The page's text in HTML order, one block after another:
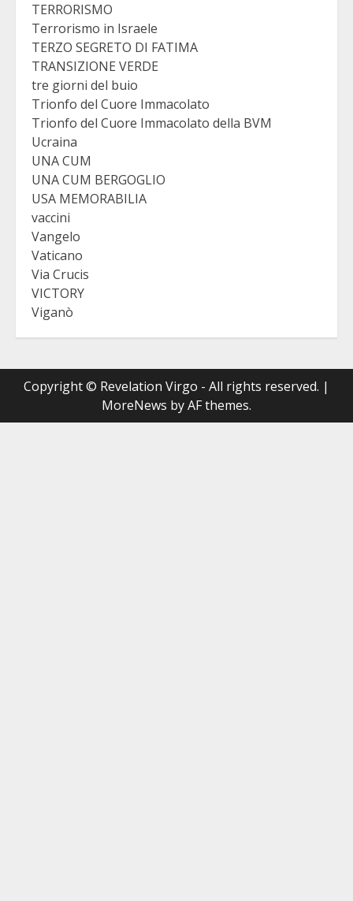
TERRORISMO
Terrorismo in Israele
TERZO SEGRETO DI FATIMA
TRANSIZIONE VERDE
tre giorni del buio
Trionfo del Cuore Immacolato
Trionfo del Cuore Immacolato della BVM
Ucraina
UNA CUM
UNA CUM BERGOGLIO
USA MEMORABILIA
vaccini
Vangelo
Vaticano
Via Crucis
VICTORY
Viganò
Copyright © Revelation Virgo - All rights reserved. |
MoreNews by AF themes.